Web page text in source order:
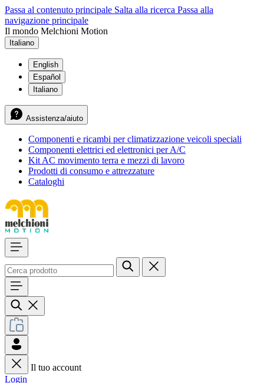
Passa al contenuto principale Salta alla ricerca Passa alla
navigazione principale
Il mondo Melchioni Motion
Italiano
English
Español
Italiano
Assistenza/aiuto
Componenti e ricambi per climatizzazione veicoli speciali
Componenti elettrici ed elettronici per A/C
Kit AC movimento terra e mezzi di lavoro
Prodotti di consumo e attrezzature
Cataloghi
Il tuo account
Login